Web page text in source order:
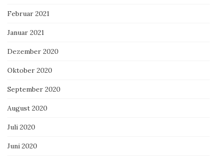
Februar 2021
Januar 2021
Dezember 2020
Oktober 2020
September 2020
August 2020
Juli 2020
Juni 2020